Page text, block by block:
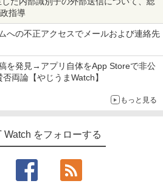
政指導
への不正アクセスでメールおよび連絡先
を発見→アプリ自体をApp Storeで非公
両論【やじうまWatch】
もっと見る
Watch をフォローする